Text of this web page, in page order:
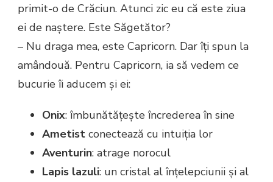
primit-o de Crăciun. Atunci zic eu că este ziua
ei de naștere. Este Săgetător?
– Nu draga mea, este Capricorn. Dar îți spun la
amândouă. Pentru Capricorn, ia să vedem ce
bucurie îi aducem și ei:
Onix: îmbunătățește încrederea în sine
Ametist conectează cu intuiția lor
Aventurin: atrage norocul
Lapis lazuli: un cristal al înțelepciunii și al